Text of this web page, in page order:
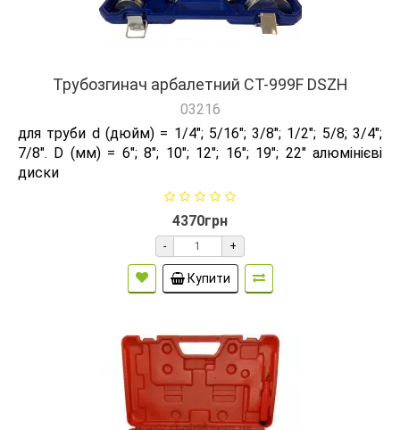
Трубозгинач арбалетний СТ-999F DSZH
03216
для труби d (дюйм) = 1/4"; 5/16"; 3/8"; 1/2"; 5/8; 3/4";
7/8". D (мм) = 6"; 8"; 10"; 12"; 16"; 19"; 22" алюмінієві
диски
4370грн
- +
Купити